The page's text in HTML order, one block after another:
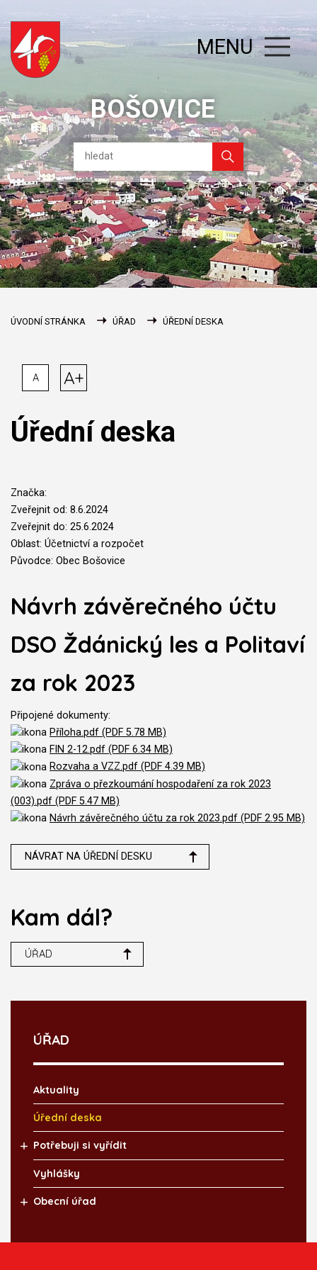
BOŠOVICE
MENU
ÚVODNÍ STRÁNKA ÚŘAD ÚŘEDNÍ DESKA
A A+
Úřední deska
Značka:
Zveřejnit od: 8.6.2024
Zveřejnit do: 25.6.2024
Oblast: Účetnictví a rozpočet
Původce: Obec Bošovice
Návrh závěrečného účtu
DSO Ždánický les a Politaví
za rok 2023
Připojené dokumenty:
Příloha.pdf (PDF 5.78 MB)
FIN 2-12.pdf (PDF 6.34 MB)
Rozvaha a VZZ.pdf (PDF 4.39 MB)
Zpráva o přezkoumání hospodaření za rok 2023
(003).pdf (PDF 5.47 MB)
Návrh závěrečného účtu za rok 2023.pdf (PDF 2.95 MB)
NÁVRAT NA ÚŘEDNÍ DESKU
Kam dál?
ÚŘAD
ÚŘAD
Aktuality
Úřední deska
Potřebuji si vyřídit
Vyhlášky
Obecní úřad